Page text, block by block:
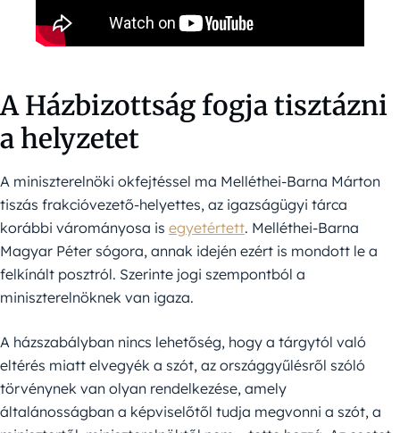
A Házbizottság fogja tisztázni
a helyzetet
A miniszterelnöki okfejtéssel ma Melléthei-Barna Márton
tiszás frakcióvezető-helyettes, az igazságügyi tárca
korábbi várományosa is egyetértett. Melléthei-Barna
Magyar Péter sógora, annak idején ezért is mondott le a
felkínált posztról. Szerinte jogi szempontból a
miniszterelnöknek van igaza.
A házszabályban nincs lehetőség, hogy a tárgytól való
eltérés miatt elvegyék a szót, az országgyűlésről szóló
törvénynek van olyan rendelkezése, amely
általánosságban a képviselőtől tudja megvonni a szót, a